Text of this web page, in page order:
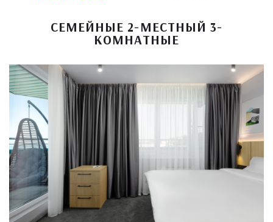
СЕМЕЙНЫЕ 2-МЕСТНЫЙ 3-
КОМНАТНЫЕ